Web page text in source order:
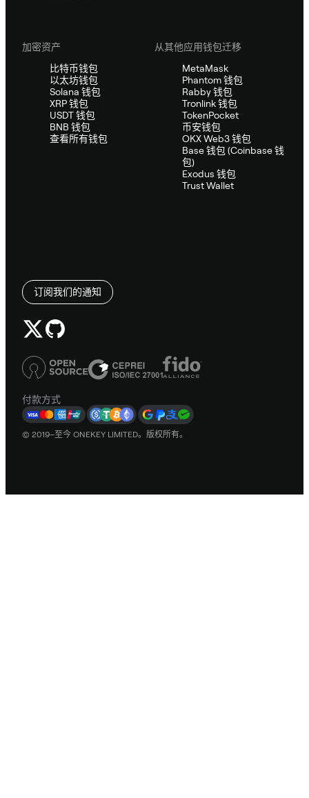
加密资产
比特币钱包
以太坊钱包
Solana 钱包
XRP 钱包
USDT 钱包
BNB 钱包
查看所有钱包
从其他应用钱包迁移
MetaMask
Phantom 钱包
Rabby 钱包
Tronlink 钱包
TokenPocket
币安钱包
OKX Web3 钱包
Base 钱包 (Coinbase 钱
包)
Exodus 钱包
Trust Wallet
订阅我们的通知
付款方式
© 2019–至今 ONEKEY LIMITED。版权所有。